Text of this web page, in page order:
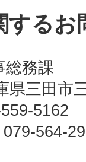
するお
総務課
県三田市
5162
564-